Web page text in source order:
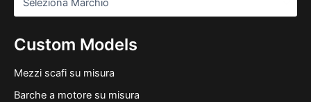
Custom Models
Mezzi scafi su misura
Barche a motore su misura